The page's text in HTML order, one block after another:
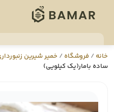
خانه/ فروشگاه/ خمیر شیرین
ساده بامار(یک کیلویی)